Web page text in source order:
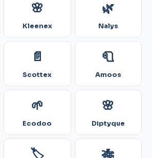
🌸
Kleenex
🌿
Nalys
📄
Scottex
🧻
Amoos
🌱
Ecodoo
🌸
Diptyque
🏷️ 🎋